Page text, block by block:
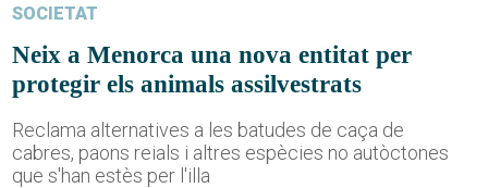
SOCIETAT
Neix a Menorca una nova entitat per
protegir els animals assilvestrats
Reclama alternatives a les batudes de caça de
cabres, paons reials i altres espècies no autòctones
que s'han estès per l'illa